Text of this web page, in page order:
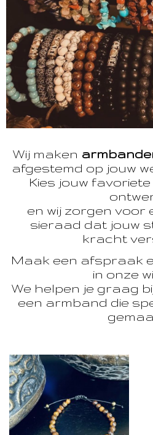
Wij maken
afgestemd op jouw
Kies jouw
en wij zorgen voor
sieraad dat jouw
kracht
Maak een afspraak
in onze
We helpen je graag
een armband die